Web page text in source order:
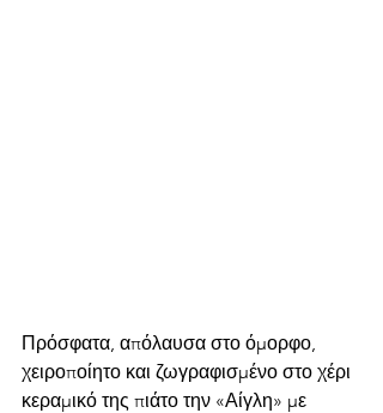
Πρόσφατα, απόλαυσα στο όμορφο,
χειροποίητο και ζωγραφισμένο στο χέρι
κεραμικό της πιάτο την «Αίγλη» με